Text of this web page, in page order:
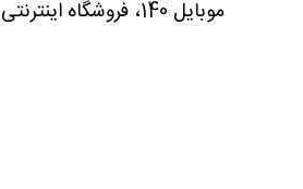
موبایل 140، فروشگاه اینترنتی موبایل، تبلت، ساعت هوشمند و لوازم جانبی. با کد تخفیف موبایل 140 برای خرید ارزان کالای دیجیتال و گجت های الکترونیک اقدام نمایید.